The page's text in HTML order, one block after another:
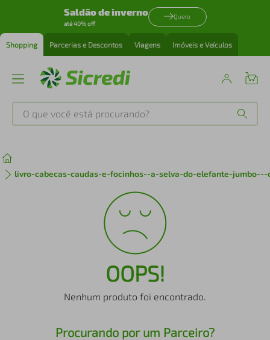
Saldão de inverno
até 40% off
Quero
Shopping Parcerias e Descontos Viagens Imóveis e Veículos
O que você está procurando?
livro-cabecas-caudas-e-focinhos--a-selva-do-elefante-jumbo---
OOPS!
Nenhum produto foi encontrado.
Procurando por um Parceiro?
iphone